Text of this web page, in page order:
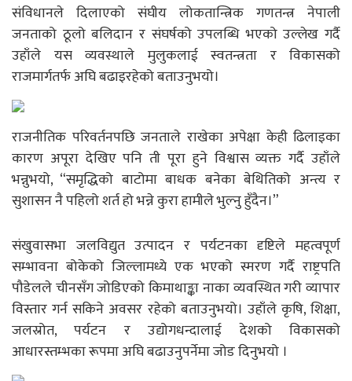
संविधानले दिलाएको संघीय लोकतान्त्रिक गणतन्त्र नेपाली
जनताको ठूलो बलिदान र संघर्षको उपलब्धि भएको उल्लेख गर्दै
उहाँले यस व्यवस्थाले मुलुकलाई स्वतन्त्रता र विकासको
राजमार्गतर्फ अघि बढाइरहेको बताउनुभयो।
राजनीतिक परिवर्तनपछि जनताले राखेका अपेक्षा केही ढिलाइका
कारण अपूरा देखिए पनि ती पूरा हुने विश्वास व्यक्त गर्दै उहाँले
भन्नुभयो, “समृद्धिको बाटोमा बाधक बनेका बेथितिको अन्त्य र
सुशासन नै पहिलो शर्त हो भन्ने कुरा हामीले भुल्नु हुँदैन।”
संखुवासभा जलविद्युत उत्पादन र पर्यटनका दृष्टिले महत्वपूर्ण
सम्भावना बोकेको जिल्लामध्ये एक भएको स्मरण गर्दै राष्ट्रपति
पौडेलले चीनसँग जोडिएको किमाथाङ्का नाका व्यवस्थित गरी व्यापार
विस्तार गर्न सकिने अवसर रहेको बताउनुभयो। उहाँले कृषि, शिक्षा,
जलस्रोत, पर्यटन र उद्योगधन्दालाई देशको विकासको
आधारस्तम्भका रूपमा अघि बढाउनुपर्नेमा जोड दिनुभयो ।